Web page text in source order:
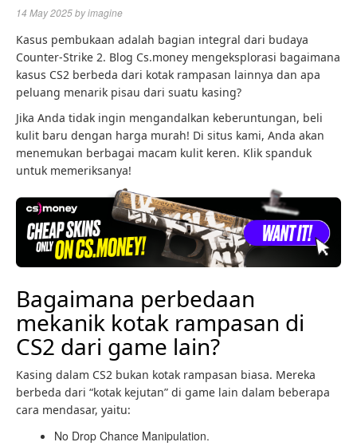
14 May 2025byimagine
Kasus pembukaan adalah bagian integral dari budaya
Counter-Strike 2. Blog Cs.money mengeksplorasi bagaimana
kasus CS2 berbeda dari kotak rampasan lainnya dan apa
peluang menarik pisau dari suatu kasing?
Jika Anda tidak ingin mengandalkan keberuntungan, beli
kulit baru dengan harga murah! Di situs kami, Anda akan
menemukan berbagai macam kulit keren. Klik spanduk
untuk memeriksanya!
Bagaimana perbedaan
mekanik kotak rampasan di
CS2 dari game lain?
Kasing dalam CS2 bukan kotak rampasan biasa. Mereka
berbeda dari “kotak kejutan” di game lain dalam beberapa
cara mendasar, yaitu:
No Drop Chance Manipulation.